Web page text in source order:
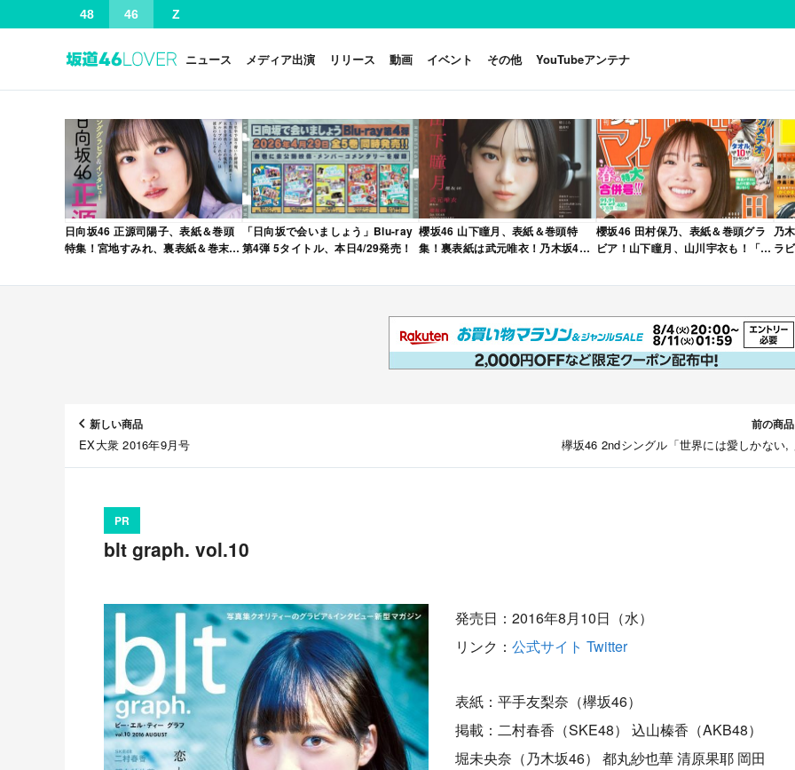
48 46 Z
ニュース メディア出演 リリース 動画 イベント その他 YouTubeアンテナ
日向坂46 正源司陽子、表紙＆巻頭
特集！宮地すみれ、裏表紙＆巻末特
VOL.12」本日4/30発売！
「日向坂で会いましょう」Blu-ray
第4弾 5タイトル、本日4/29発売！
櫻坂46 山下瞳月、表紙＆巻頭特
集！裏表紙は武元唯衣！乃木坂46
6月号」本日4/28発売！
櫻坂46 田村保乃、表紙＆巻頭グラ
ビア！山下瞳月、山川宇衣も！「週
合併号」本日4/28発売！
乃
ラ
売！
新しい商品
EX大衆 2016年9月号
前の商品
欅坂46 2ndシングル「世界には愛しかない,
PR
blt graph. vol.10
発売日：2016年8月10日（水）
リンク：公式サイト Twitter
表紙：平手友梨奈（欅坂46）
掲載：二村春香（SKE48） 込山榛香（AKB48）
堀未央奈（乃木坂46） 都丸紗也華 清原果耶 岡田